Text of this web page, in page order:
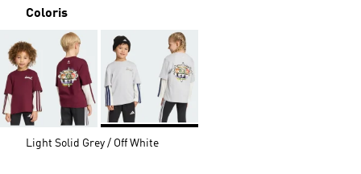
Coloris
Light Solid Grey / Off White